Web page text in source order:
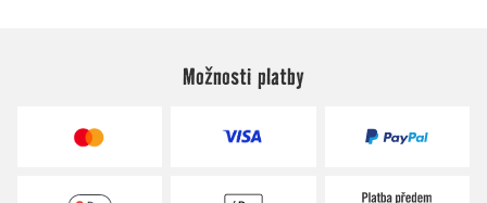
Možnosti platby